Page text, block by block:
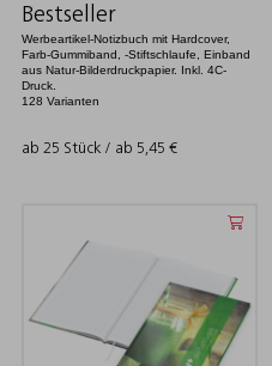
Bestseller
Werbeartikel-Notizbuch mit Hardcover,
Farb-Gummiband, -Stiftschlaufe, Einband
aus Natur-Bilderdruckpapier. Inkl. 4C-
Druck.
128 Varianten
ab 25 Stück / ab 5,45 €